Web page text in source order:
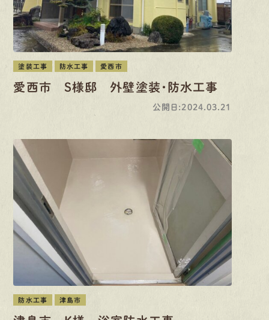
塗装工事 防水工事 愛西市
愛西市 S様邸 外壁塗装・防水工事
公開日:2024.03.21
防水工事 津島市